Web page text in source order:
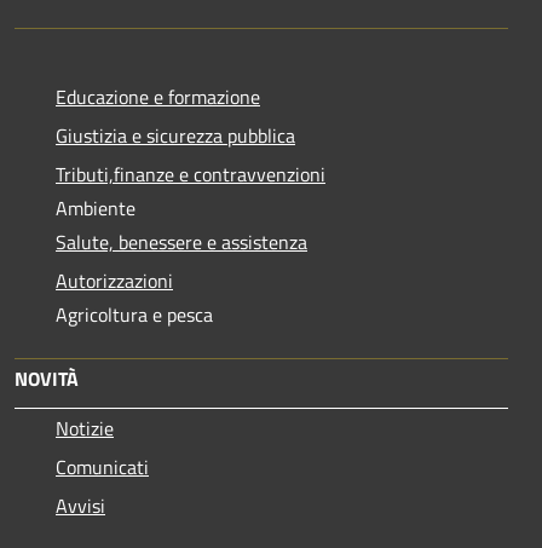
Educazione e formazione
Giustizia e sicurezza pubblica
Tributi,finanze e contravvenzioni
Ambiente
Salute, benessere e assistenza
Autorizzazioni
Agricoltura e pesca
NOVITÀ
Notizie
Comunicati
Avvisi